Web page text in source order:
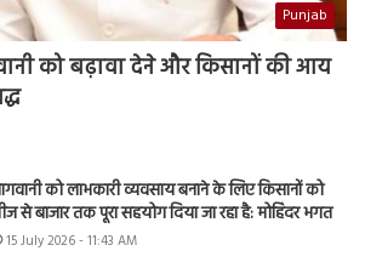
Punjab
को बढ़ावा देने और किसानों की आय
को लाभकारी व्यवसाय बनाने के लिए किसानों को
से बाजार तक पूरा सहयोग दिया जा रहा है: मोहिंदर भगत
15 July 2026 - 11:43 AM